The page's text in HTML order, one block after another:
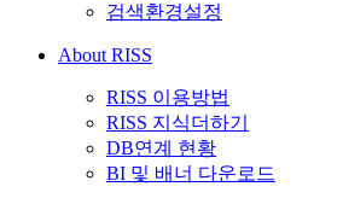
검색환경설정
About RISS
RISS 이용방법
RISS 지식더하기
DB연계 현황
BI 및 배너 다운로드